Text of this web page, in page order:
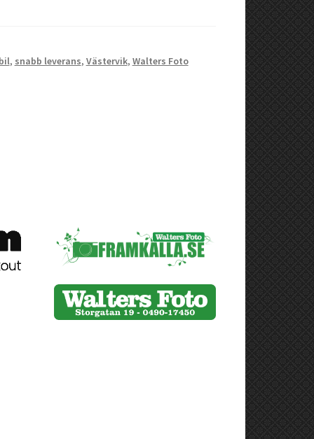
, snabb leverans, Västervik, Walters Foto